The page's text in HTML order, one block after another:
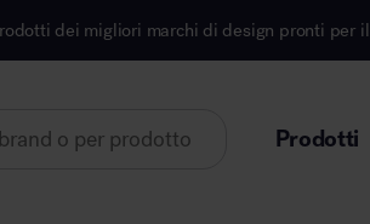
di design pronti per il ritiro o la spedizione
Prodotti